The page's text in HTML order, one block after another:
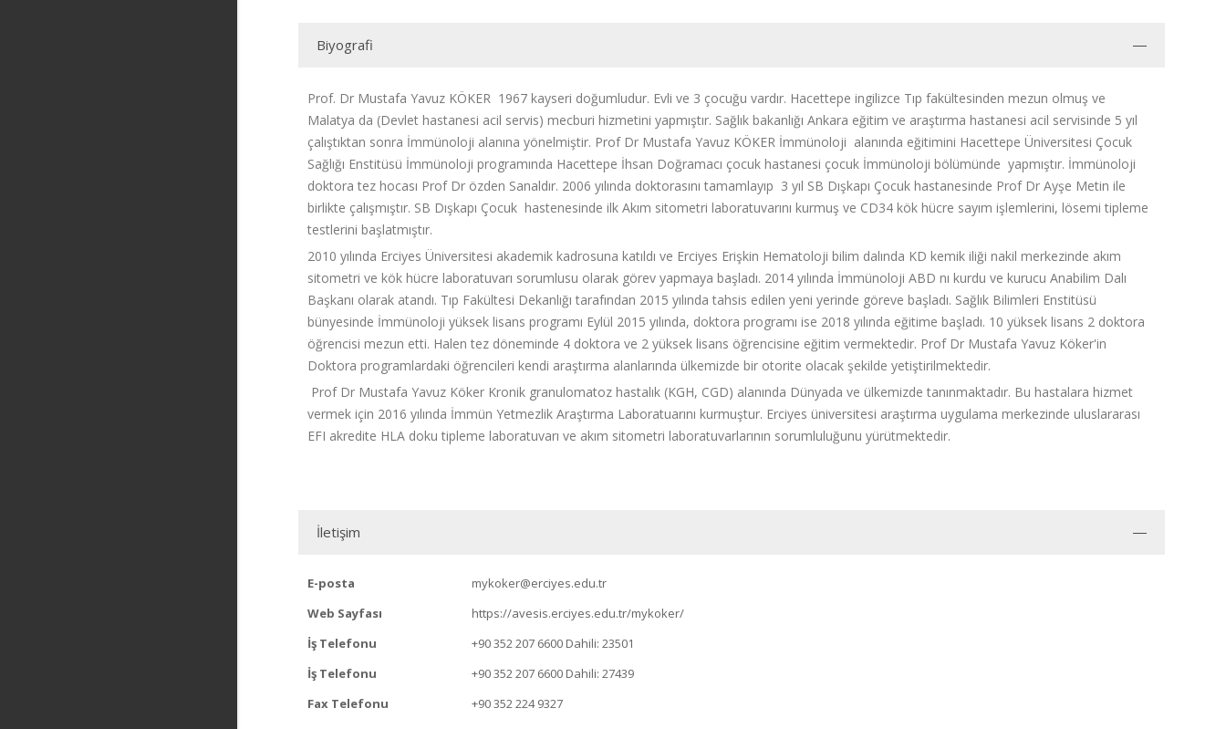
Biyografi
Prof. Dr Mustafa Yavuz KÖKER 1967 kayseri doğumludur. Evli ve 3 çocuğu vardır. Hacettepe ingilizce Tıp fakültesinden mezun olmuş ve
Malatya da (Devlet hastanesi acil servis) mecburi hizmetini yapmıştır. Sağlık bakanlığı Ankara eğitim ve araştırma hastanesi acil servisinde 5 yıl
çalıştıktan sonra İmmünoloji alanına yönelmiştir. Prof Dr Mustafa Yavuz KÖKER İmmünoloji alanında eğitimini Hacettepe Üniversitesi Çocuk
Sağlığı Enstitüsü İmmünoloji programında Hacettepe İhsan Doğramacı çocuk hastanesi çocuk İmmünoloji bölümünde yapmıştır. İmmünoloji
doktora tez hocası Prof Dr özden Sanaldır. 2006 yılında doktorasını tamamlayıp 3 yıl SB Dışkapı Çocuk hastanesinde Prof Dr Ayşe Metin ile
birlikte çalışmıştır. SB Dışkapı Çocuk hastenesinde ilk Akım sitometri laboratuvarını kurmuş ve CD34 kök hücre sayım işlemlerini, lösemi tipleme
testlerini başlatmıştır.
2010 yılında Erciyes Üniversitesi akademik kadrosuna katıldı ve Erciyes Erişkin Hematoloji bilim dalında KD kemik iliği nakil merkezinde akım
sitometri ve kök hücre laboratuvarı sorumlusu olarak görev yapmaya başladı. 2014 yılında İmmünoloji ABD nı kurdu ve kurucu Anabilim Dalı
Başkanı olarak atandı. Tıp Fakültesi Dekanlığı tarafından 2015 yılında tahsis edilen yeni yerinde göreve başladı. Sağlık Bilimleri Enstitüsü
bünyesinde İmmünoloji yüksek lisans programı Eylül 2015 yılında, doktora programı ise 2018 yılında eğitime başladı. 10 yüksek lisans 2 doktora
öğrencisi mezun etti. Halen tez döneminde 4 doktora ve 2 yüksek lisans öğrencisine eğitim vermektedir. Prof Dr Mustafa Yavuz Köker'in
Doktora programlardaki öğrencileri kendi araştırma alanlarında ülkemizde bir otorite olacak şekilde yetiştirilmektedir.
Prof Dr Mustafa Yavuz Köker Kronik granulomatoz hastalık (KGH, CGD) alanında Dünyada ve ülkemizde tanınmaktadır. Bu hastalara hizmet
vermek için 2016 yılında İmmün Yetmezlik Araştırma Laboratuarını kurmuştur. Erciyes üniversitesi araştırma uygulama merkezinde uluslararası
EFI akredite HLA doku tipleme laboratuvarı ve akım sitometri laboratuvarlarının sorumluluğunu yürütmektedir.
İletişim
E-posta
mykoker@erciyes.edu.tr
Web Sayfası
https://avesis.erciyes.edu.tr/mykoker/
İş Telefonu
+90 352 207 6600 Dahili: 23501
İş Telefonu
+90 352 207 6600 Dahili: 27439
Fax Telefonu
+90 352 224 9327